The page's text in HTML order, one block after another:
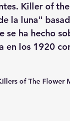
Killer of
la luna"
se ha hecho
en los 1920
of The Flower